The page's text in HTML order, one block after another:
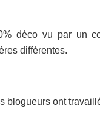
déco vu par un
différentes.
blogueurs ont